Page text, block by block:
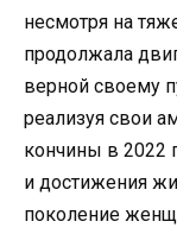
несмотря на
продолжала
верной своему
реализуя свои
кончины в 2022
и достижения
поколение